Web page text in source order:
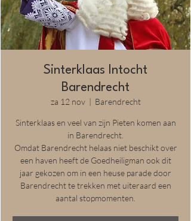
Sinterklaas Intocht
Barendrecht
za 12 nov
  |
Barendrecht
Sinterklaas en veel van zijn Pieten komen aan
in Barendrecht.
Omdat Barendrecht helaas niet beschikt over
een haven heeft de Goedheiligman ook dit
jaar gekozen om in een heuse parade door
Barendrecht te trekken met uiteraard een
aantal stopmomenten.